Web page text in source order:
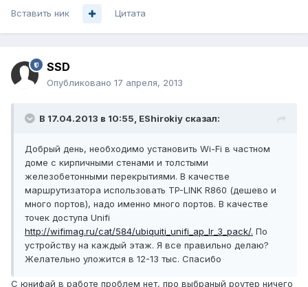
Вставить ник Цитата
SSD
Опубликовано 17 апреля, 2013
В 17.04.2013 в 10:55, EShirokiy сказал:
Добрый день, необходимо установить Wi-Fi в частном
доме с кирпичными стенами и толстыми
железобетонными перекрытиями. В качестве
маршрутизатора использовать TP-LINK R860 (дешево и
много портов), надо именно много портов. В качестве
точек доступа Unifi
http://wifimag.ru/cat/584/ubiquiti_unifi_ap_lr_3_pack/. По
устройству на каждый этаж. Я все правильно делаю?
Желательно уложится в 12-13 тыс. Спасибо
С юнифай в работе проблем нет, про выбраный роутер ничего